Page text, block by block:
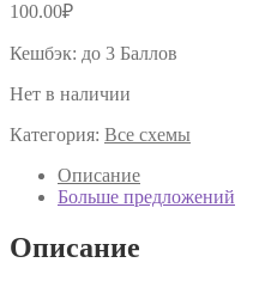
100.00₽
Кешбэк: до 3 Баллов
Нет в наличии
Категория: Все схемы
Описание
Больше предложений
Описание